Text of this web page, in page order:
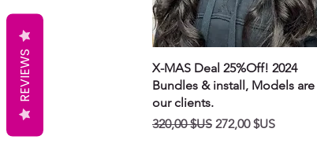
Aperçu rapide
X-MAS Deal 25%Off! 2024
Bundles & install, Models are
our clients.
Prix original
320,00 $US Prix promotionnel
272,00 $US
REVIEWS